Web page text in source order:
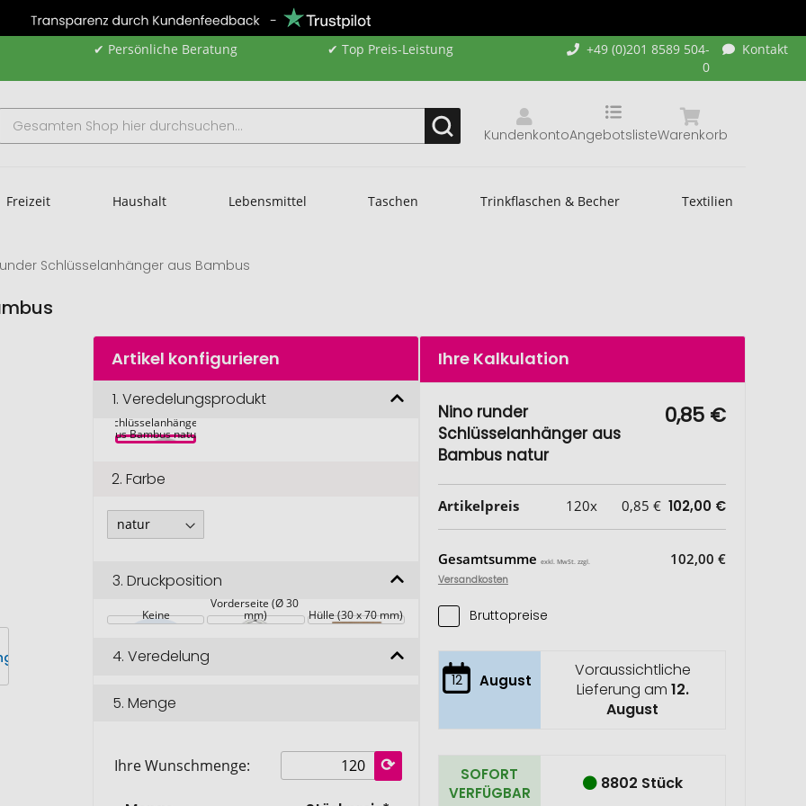
✔ Persönliche Beratung ✔ Top Preis-Leistung
+49 (0)201 8589 504-
0
Kontakt
Kundenkonto Warenkorb
Angebotsliste
Freizeit Haushalt Lebensmittel Taschen Trinkflaschen & Becher Textilien
Schlüsselanhänger aus Bambus
Artikel konfigurieren
1.Veredelungsprodukt
Schlüsselanhänger
aus Bambus natur
2.Farbe
3.Druckposition
Keine
Vorderseite (Ø 30
mm) Hülle (30 x 70 mm)
4.Veredelung
5.Menge
Ihre Wunschmenge:
Ihre Kalkulation
Nino runder
Schlüsselanhänger aus
Bambus natur
0,85 €
Artikelpreis 120x 0,85 € 102,00 €
Gesamtsumme exkl. MwSt. zzgl.
Versandkosten
102,00 €
Bruttopreise
12 August
Voraussichtliche
Lieferung am 12.
August
SOFORT
VERFÜGBAR
8802 Stück